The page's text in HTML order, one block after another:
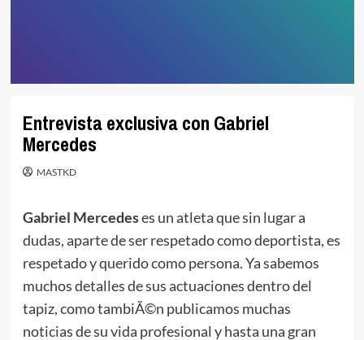
Entrevista exclusiva con Gabriel
Mercedes
MASTKD
Gabriel Mercedeses un atleta que sin lugar a
dudas, aparte de ser respetado como deportista, es
respetado y querido como persona. Ya sabemos
muchos detalles de sus actuaciones dentro del
tapiz, como tambiÃ©n publicamos muchas
noticias de su vida profesional y hasta una gran